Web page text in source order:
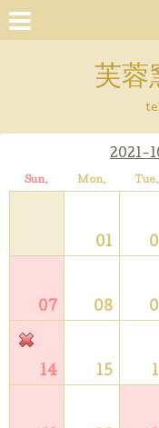
芙
2021-
Sun. Mon. Tue.
01
07 08
14 15